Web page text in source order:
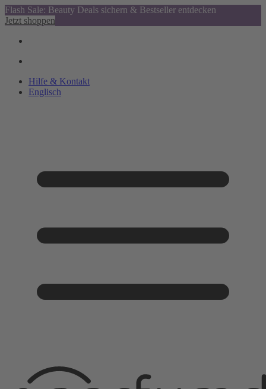
Flash Sale: Beauty Deals sichern & Bestseller entdecken
Jetzt shoppen
Hilfe & Kontakt
Englisch